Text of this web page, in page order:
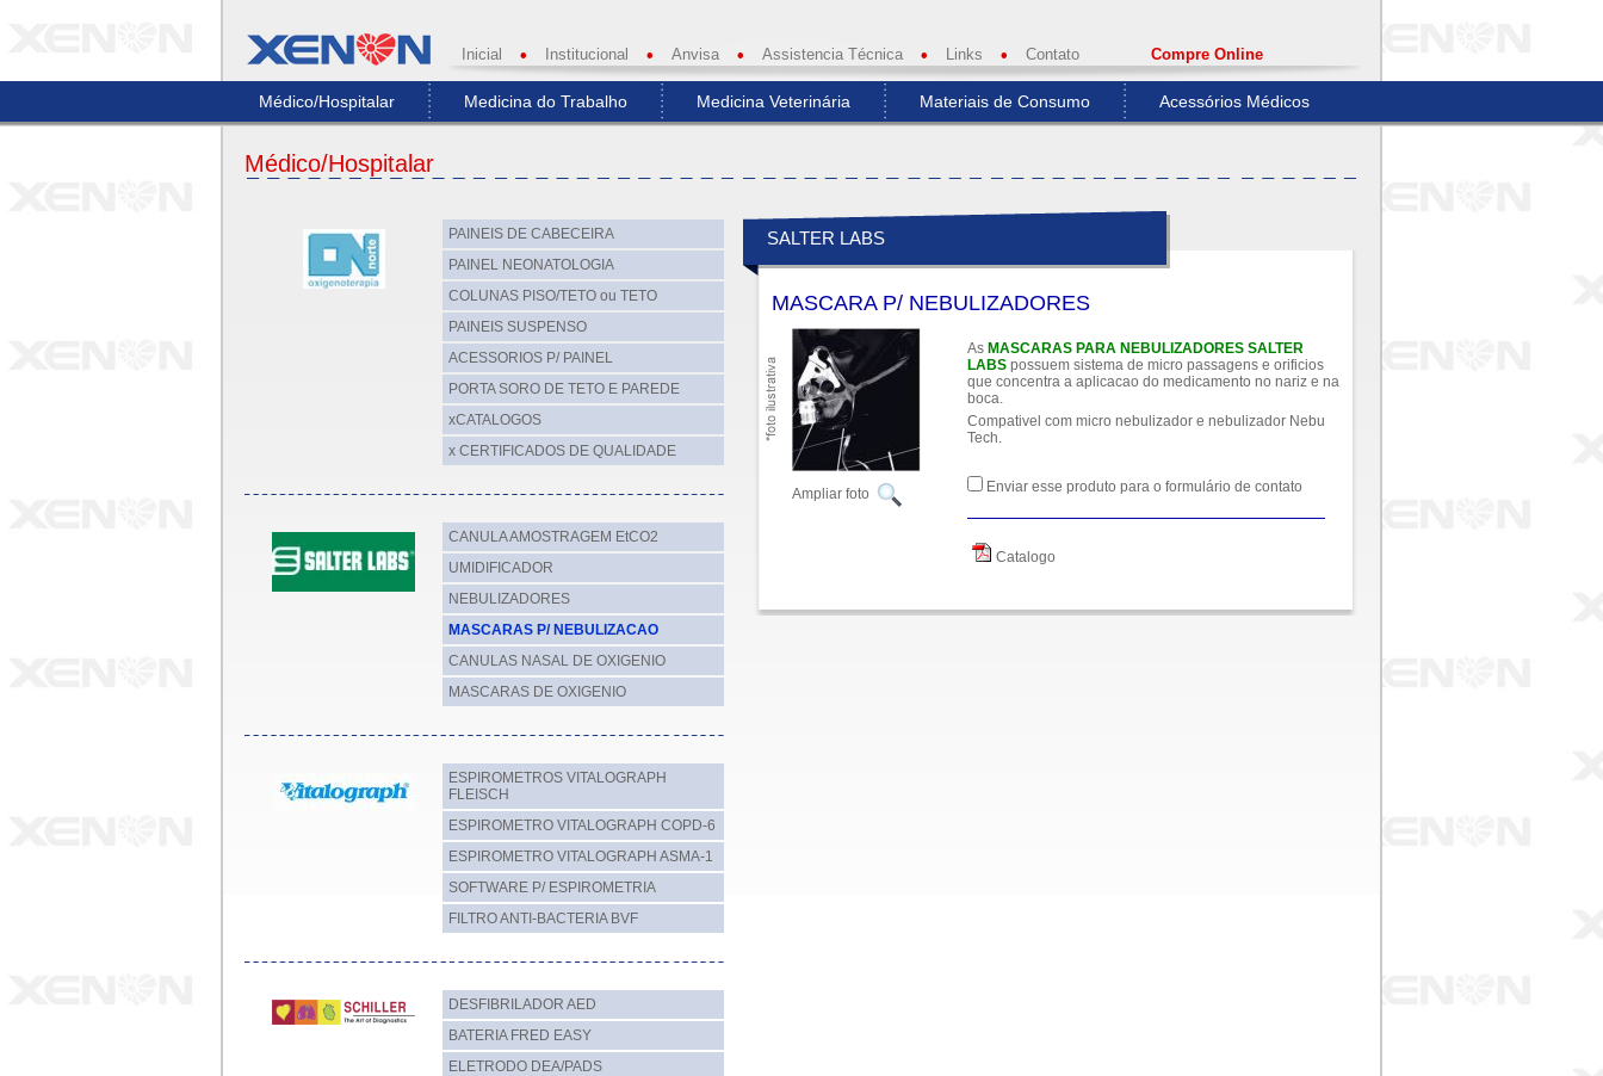
Inicial • Institucional • Anvisa • Assistencia Técnica • Links • Contato Compre Online
Médico/Hospitalar Medicina do Trabalho Medicina Veterinária Materiais de Consumo Acessórios Médicos
Médico/Hospitalar
PAINEIS DE CABECEIRA
PAINEL NEONATOLOGIA
COLUNAS PISO/TETO ou TETO
PAINEIS SUSPENSO
ACESSORIOS P/ PAINEL
PORTA SORO DE TETO E PAREDE
xCATALOGOS
x CERTIFICADOS DE QUALIDADE
CANULA AMOSTRAGEM EtCO2
UMIDIFICADOR
NEBULIZADORES
MASCARAS P/ NEBULIZACAO
CANULAS NASAL DE OXIGENIO
MASCARAS DE OXIGENIO
ESPIROMETROS VITALOGRAPH
FLEISCH
ESPIROMETRO VITALOGRAPH COPD-6
ESPIROMETRO VITALOGRAPH ASMA-1
SOFTWARE P/ ESPIROMETRIA
FILTRO ANTI-BACTERIA BVF
DESFIBRILADOR AED
BATERIA FRED EASY
ELETRODO DEA/PADS
SALTER LABS
MASCARA P/ NEBULIZADORES
Ampliar foto
As MASCARAS PARA NEBULIZADORES SALTER
LABSpossuem sistema de micro passagens e orificios
que concentra a aplicacao do medicamento no nariz e na
boca.
Compativel com micro nebulizador e nebulizador Nebu
Tech.
Enviar esse produto para o formulário de contato
Catalogo